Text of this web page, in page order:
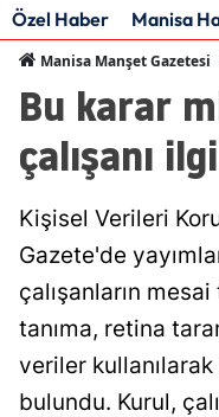
Özel Haber Manisa
Manisa Manşet Gazetesi
Bu karar
çalışanı
Kişisel Verileri
Gazete'de
çalışanların
tanıma, retina
veriler kullanılarak
bulundu. Kurul,